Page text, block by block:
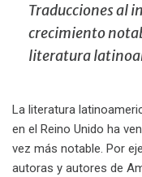
Traducciones al
crecimiento
literatura
La literatura
en el Reino Unido ha
vez más notable. Por
autoras y autores de